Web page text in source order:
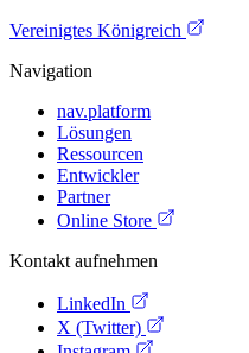
Vereinigtes Königreich
Navigation
nav.platform
Lösungen
Ressourcen
Entwickler
Partner
Online Store
Kontakt aufnehmen
LinkedIn
X (Twitter)